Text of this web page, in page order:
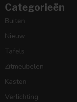
Categorieën
Buiten
Nieuw
Tafels
Zitmeubelen
Kasten
Verlichting